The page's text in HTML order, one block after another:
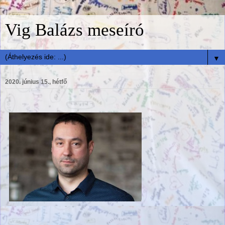
Vig Balázs meseíró
▼
2020. június 15., hétfő